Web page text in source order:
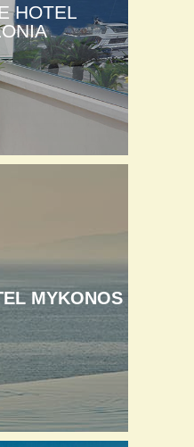
HOTEL
MYKONOS